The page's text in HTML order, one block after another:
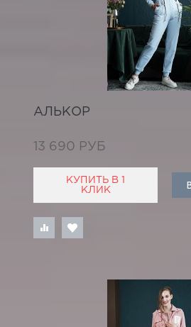
АЛЬКОР
13 690 РУБ
КУПИТЬ В 1
КЛИК